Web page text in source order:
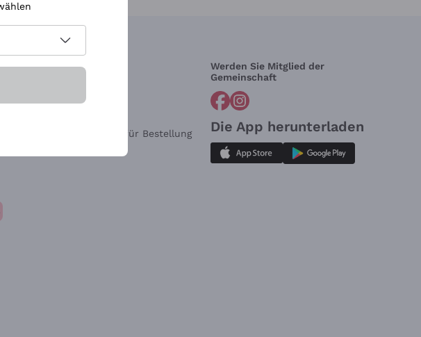
Brauchen Sie Hilfe?
Widerrufsformular für Bestellung
Werden Sie Mitglied der
Gemeinschaft
Die App herunterladen